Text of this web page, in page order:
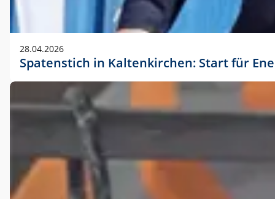
28.04.2026
Spatenstich in Kaltenkirchen: Start für